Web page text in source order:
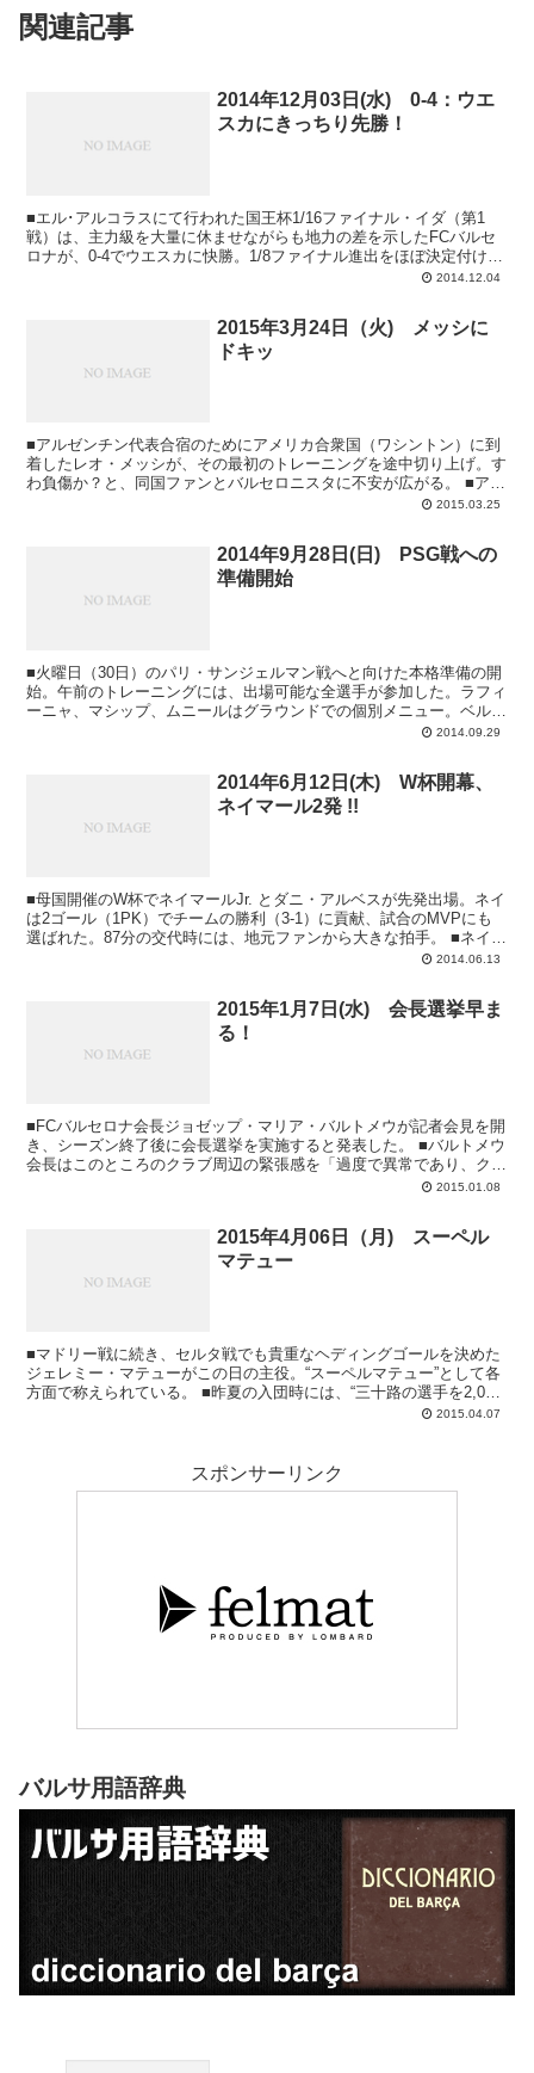
関連記事
2014年12月03日(水) 0-4：ウエ
スカにきっちり先勝！
■エル･アルコラスにて行われた国王杯1/16ファイナル・イダ（第1
戦）は、主力級を大量に休ませながらも地力の差を示したFCバルセ
ロナが、0-4でウエスカに快勝。1/8ファイナル進出をほぼ決定付け
2014.12.04
2015年3月24日（火) メッシに
ドキッ
■アルゼンチン代表合宿のためにアメリカ合衆国（ワシントン）に到
着したレオ・メッシが、その最初のトレーニングを途中切り上げ。す
わ負傷か？と、同国ファンとバルセロニスタに不安が広がる。 ■アル
2015.03.25
2014年9月28日(日) PSG戦への
準備開始
■火曜日（30日）のパリ・サンジェルマン戦へと向けた本格準備の開
始。午前のトレーニングには、出場可能な全選手が参加した。ラフィ
ーニャ、マシップ、ムニールはグラウンドでの個別メニュー。ベルマ
2014.09.29
2014年6月12日(木) W杯開幕、
ネイマール2発 !!
■母国開催のW杯でネイマールJr. とダニ・アルベスが先発出場。ネイ
は2ゴール（1PK）でチームの勝利（3-1）に貢献、試合のMVPにも
選ばれた。87分の交代時には、地元ファンから大きな拍手。 ■ネイマ
2014.06.13
2015年1月7日(水) 会長選挙早ま
る！
■FCバルセロナ会長ジョゼップ・マリア・バルトメウが記者会見を開
き、シーズン終了後に会長選挙を実施すると発表した。 ■バルトメウ
会長はこのところのクラブ周辺の緊張感を「過度で異常であり、クラ
2015.01.08
2015年4月06日（月) スーペル
マテュー
■マドリー戦に続き、セルタ戦でも貴重なヘディングゴールを決めた
ジェレミー・マテューがこの日の主役。“スーペルマテュー”として各
方面で称えられている。 ■昨夏の入団時には、“三十路の選手を2,000
2015.04.07
スポンサーリンク
バルサ用語辞典